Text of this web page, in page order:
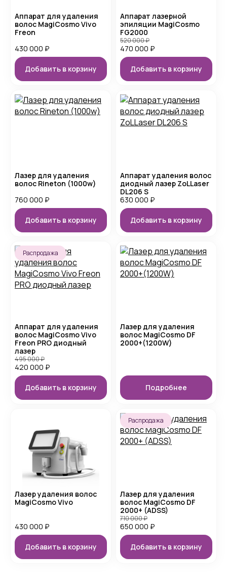
Аппарат для удаления
волос MagiCosmo Vivo
Freon
430 000 ₽
Добавить в корзину
Аппарат лазерной
эпиляции MagiCosmo
FG2000
470 000 ₽
520 000₽
Добавить в корзину
Лазер для удаления
волос Rineton (1000w)
760 000 ₽
Добавить в корзину
Аппарат удаления волос
диодный лазер ZoLLaser
DL206 S
630 000 ₽
Добавить в корзину
Распродажа
Аппарат для удаления
волос MagiCosmo Vivo
Freon PRO диодный
лазер
420 000 ₽
495 000₽
Добавить в корзину
Лазер для удаления
волос MagiCosmo DF
2000+(1200W)
Подробнее
Лазер удаления волос
MagiCosmo Vivo
430 000 ₽
Добавить в корзину
Распродажа
Лазер для удаления
волос MagiCosmo DF
2000+ (ADSS)
650 000 ₽
710 000₽
Добавить в корзину